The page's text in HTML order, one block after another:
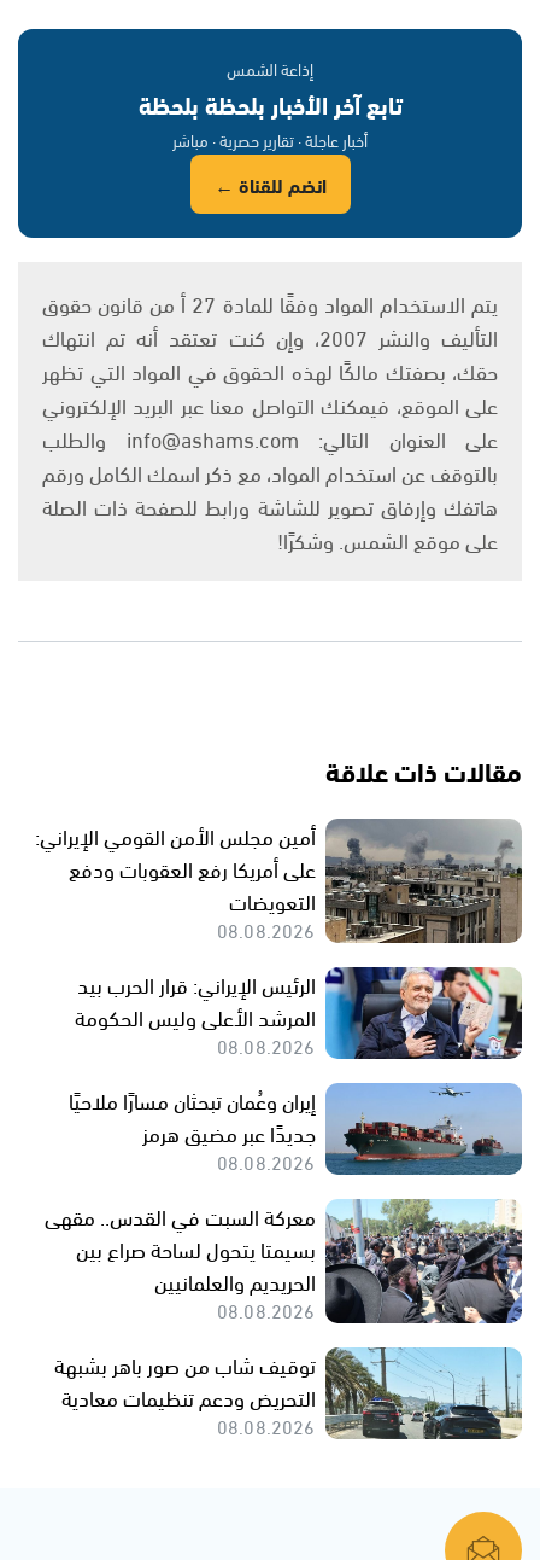
إذاعة الشمس
تابع آخر الأخبار بلحظة بلحظة
أخبار عاجلة · تقارير حصرية · مباشر
انضم للقناة ←
يتم الاستخدام المواد وفقًا للمادة 27 أ من قانون حقوق
التأليف والنشر 2007، وإن كنت تعتقد أنه تم انتهاك
حقك، بصفتك مالكًا لهذه الحقوق في المواد التي تظهر
على الموقع، فيمكنك التواصل معنا عبر البريد الإلكتروني
على العنوان التالي: info@ashams.com والطلب
بالتوقف عن استخدام المواد، مع ذكر اسمك الكامل ورقم
هاتفك وإرفاق تصوير للشاشة ورابط للصفحة ذات الصلة
على موقع الشمس. وشكرًا!
مقالات ذات علاقة
أمين مجلس الأمن القومي الإيراني:
على أمريكا رفع العقوبات ودفع
التعويضات
08.08.2026
الرئيس الإيراني: قرار الحرب بيد
المرشد الأعلى وليس الحكومة
08.08.2026
إيران وعُمان تبحثان مسارًا ملاحيًا
جديدًا عبر مضيق هرمز
08.08.2026
معركة السبت في القدس.. مقهى
بسيمتا يتحول لساحة صراع بين
الحريديم والعلمانيين
08.08.2026
توقيف شاب من صور باهر بشبهة
التحريض ودعم تنظيمات معادية
08.08.2026